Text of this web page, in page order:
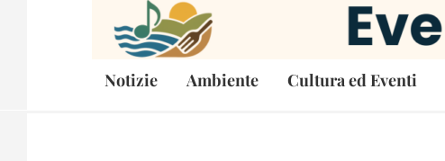
Notizie Ambiente Cultura ed Eventi